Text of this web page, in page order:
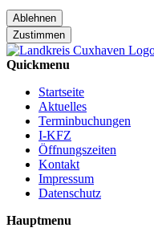
Ablehnen
Zustimmen
Quickmenu
Startseite
Aktuelles
Terminbuchungen
I-KFZ
Öffnungszeiten
Kontakt
Impressum
Datenschutz
Hauptmenu